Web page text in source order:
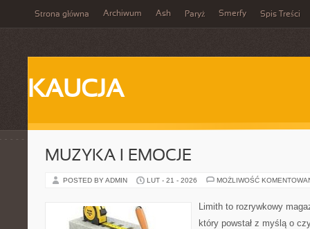
Strona główna Archiwum Ash Paryż Smerfy Spis Treści
KAUCJA
MUZYKA I EMOCJE
POSTED BY ADMIN LUT - 21 - 2026 MOŻLIWOŚĆ
Limith to rozrywkowy
który powstał z myślą o